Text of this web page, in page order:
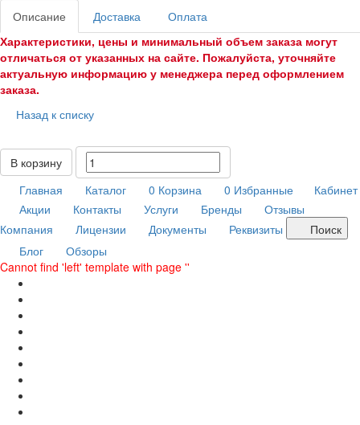
Описание
Доставка
Оплата
Характеристики, цены и минимальный объем заказа могут
отличаться от указанных на сайте. Пожалуйста, уточняйте
актуальную информацию у менеджера перед оформлением
заказа.
Назад к списку
В корзину
Главная
Каталог 0 Корзина 0 Избранные
Кабинет
Акции
Контакты Услуги Бренды
Отзывы
Компания
Лицензии Документы Реквизиты
Поиск
Блог
Обзоры
Cannot find 'left' template with page ''